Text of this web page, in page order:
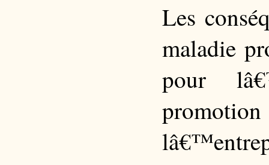
Les
maladie
pour